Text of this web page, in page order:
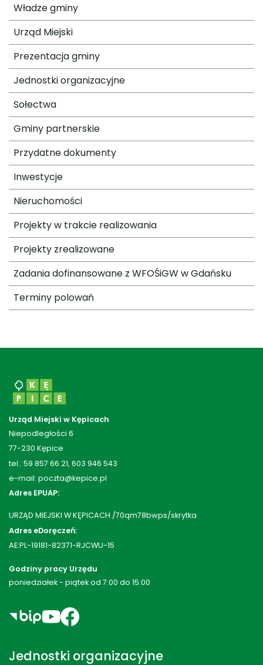
Władze gminy
Urząd Miejski
Prezentacja gminy
Jednostki organizacyjne
Sołectwa
Gminy partnerskie
Przydatne dokumenty
Inwestycje
Nieruchomości
Projekty w trakcie realizowania
Projekty zrealizowane
Zadania dofinansowane z WFOŚiGW w Gdańsku
Terminy polowań
Urząd Miejski w Kępicach
Niepodległości 6
77-230 Kępice
tel.: 59 857 66 21, 603 946 543
e-mail: poczta@kepice.pl
Adres EPUAP:
URZĄD MIEJSKI W KĘPICACH /70qm78bwps/skrytka
Adres eDoręczeń:
AE:PL-19181-82371-RJCWU-15
Godziny pracy Urzędu
poniedziałek - piątek od 7:00 do 15:00
Jednostki organizacyjne